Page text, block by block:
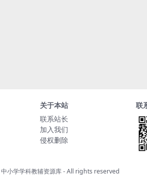
关于本站
联系站长
加入我们
侵权删除
联
中小学学科教辅资源库- All rights reserved